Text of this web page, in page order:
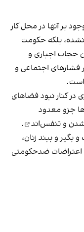
بر آنها در محل کار
بلکه حکومت
حجاب اجباری و
اجتماعی و
در کنار نبود فضاهای
جزو معدود
و تنفس‌اند
.
بگیر و ببند زنان،
ضدحکومتی